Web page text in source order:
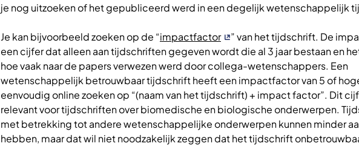
je nog uitzoeken of het gepubliceerd werd in een degelijk wetenschappelijk
Je kan bijvoorbeeld zoeken op de “impactfactor
” van het tijdschrift. De
een cijfer dat alleen aan tijdschriften gegeven wordt die al 3 jaar bestaan en
hoe vaak naar de papers verwezen werd door collega-wetenschappers. Een
wetenschappelijk betrouwbaar tijdschrift heeft een impactfactor van 5 of
eenvoudig online zoeken op “(naam van het tijdschrift) + impact factor”. Dit
relevant voor tijdschriften over biomedische en biologische onderwerpen.
met betrekking tot andere wetenschappelijke onderwerpen kunnen minder
hebben, maar dat wil niet noodzakelijk zeggen dat het tijdschrift